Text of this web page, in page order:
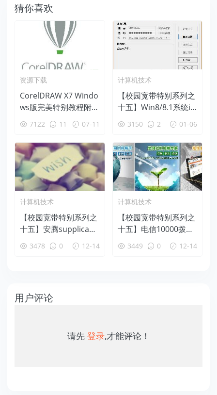
猜你喜欢
资源下载
CorelDRAW X7 Windo
ws版完美特别教程附特
别版注册机免费下载
7122 11 07-11
计算机技术
【校园宽带特别系列之
十五】Win8/8.1系统iN
ode、Dr.com混合模
式校园宽带特别
3150 2 01-06
计算机技术
【校园宽带特别系列之
十五】安腾supplican
t、安朗、小蝴蝶等宽
带客户端特别教程
3478 0 12-14
计算机技术
【校园宽带特别系列之
十五】电信10000拨号
上网及其他宽带拨号软
件特别教程
3449 0 12-14
用户评论
请先 登录,才能评论！